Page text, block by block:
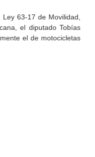
63-17 de Movilidad,
el diputado Tobías
el de motocicletas